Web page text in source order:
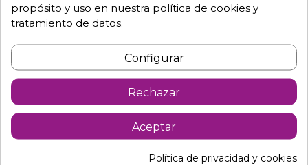
Pide tu presupuesto
propósito y uso en nuestra política de cookies y
tratamiento de datos.
Configurar
Rechazar
Aceptar
Política de privacidad y cookies